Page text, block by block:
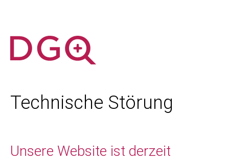
Technische Störung
Unsere Website ist derzeit